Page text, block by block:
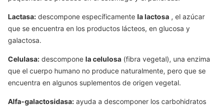
Lactasa: descompone específicamente la lactosa , el azúcar
que se encuentra en los productos lácteos, en glucosa y
galactosa.
Celulasa: descompone la celulosa (fibra vegetal), una enzima
que el cuerpo humano no produce naturalmente, pero que se
encuentra en algunos suplementos de origen vegetal.
Alfa-galactosidasa: ayuda a descomponer los carbohidratos